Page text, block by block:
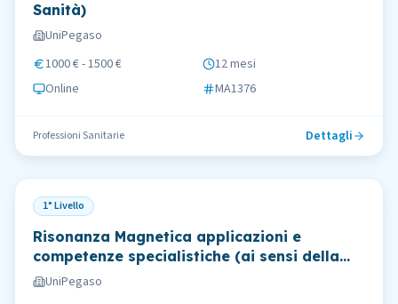
Sanità)
UniPegaso
1000 € - 1500 €
12 mesi
Online
MA1376
Professioni Sanitarie Dettagli
1° Livello
Risonanza Magnetica applicazioni e
competenze specialistiche (ai sensi della
LEGGE 1 febbraio 2006, n. 43)
UniPegaso